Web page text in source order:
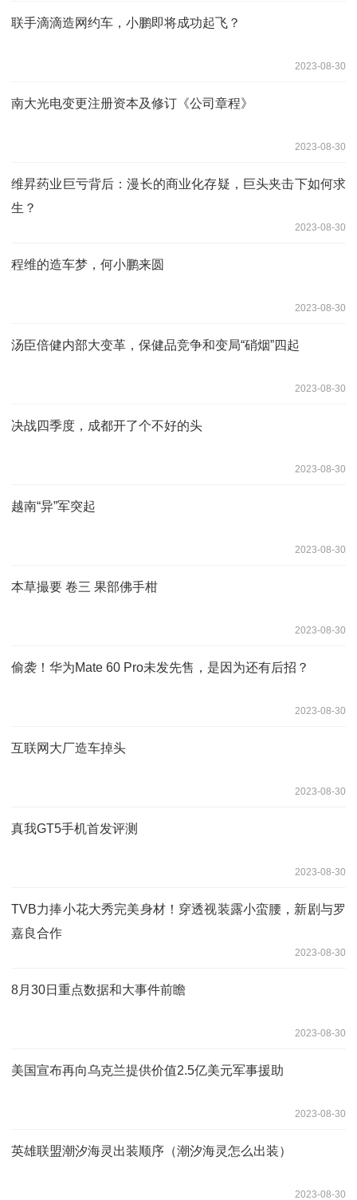
联手滴滴造网约车，小鹏即将成功起飞？
2023-08-30
南大光电变更注册资本及修订《公司章程》
2023-08-30
维昇药业巨亏背后：漫长的商业化存疑，巨头夹击下如何求
生？
2023-08-30
程维的造车梦，何小鹏来圆
2023-08-30
汤臣倍健内部大变革，保健品竞争和变局“硝烟”四起
2023-08-30
决战四季度，成都开了个不好的头
2023-08-30
越南“异”军突起
2023-08-30
本草撮要 卷三 果部佛手柑
2023-08-30
偷袭！华为Mate 60 Pro未发先售，是因为还有后招？
2023-08-30
互联网大厂造车掉头
2023-08-30
真我GT5手机首发评测
2023-08-30
TVB力捧小花大秀完美身材！穿透视装露小蛮腰，新剧与罗
嘉良合作
2023-08-30
8月30日重点数据和大事件前瞻
2023-08-30
美国宣布再向乌克兰提供价值2.5亿美元军事援助
2023-08-30
英雄联盟潮汐海灵出装顺序（潮汐海灵怎么出装）
2023-08-30